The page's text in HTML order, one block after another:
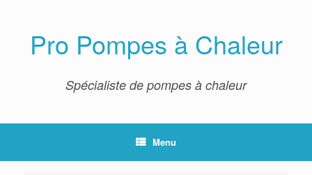
Pro Pompes à Chaleur
Spécialiste de pompes à chaleur
Menu